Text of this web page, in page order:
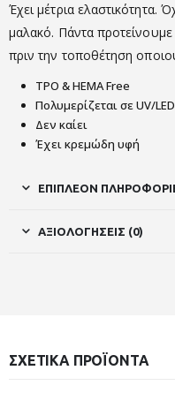
Έχει μέτρια
μαλακό. Πάντα
πριν την τοποθέτηση
TPO & HEMA Free
Πολυμερίζεται σε UV/
Δεν καίει
Έχει κρεμώδη υφή
ΕΠΙΠΛΈΟΝ
ΑΞΙΟΛΟΓΉΣΕΙΣ (0)
ΣΧΕΤΙΚΆ ΠΡΟΪΌΝΤΑ